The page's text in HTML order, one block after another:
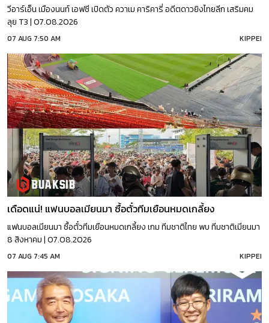
วีอาร์เอ็น เมืองนนท์ เอฟซี เปิดตัว ควาเม คาริคารี่ อดีตดาวยิงไทยลีก เสริมคม
ลุย T3 | 07.08.2026
07 AUG 7:50 AM KIPPEI
เดือดแน่! แฟนบอลเมียนมา ซื้อตั๋วทีมเยือนหมดเกลี้ยง
แฟนบอลเมียนมา ซื้อตั๋วทีมเยือนหมดเกลี้ยง เกม ทีมชาติไทย พบ ทีมชาติเมียนมา
8 สิงหาคม | 07.08.2026
07 AUG 7:45 AM KIPPEI